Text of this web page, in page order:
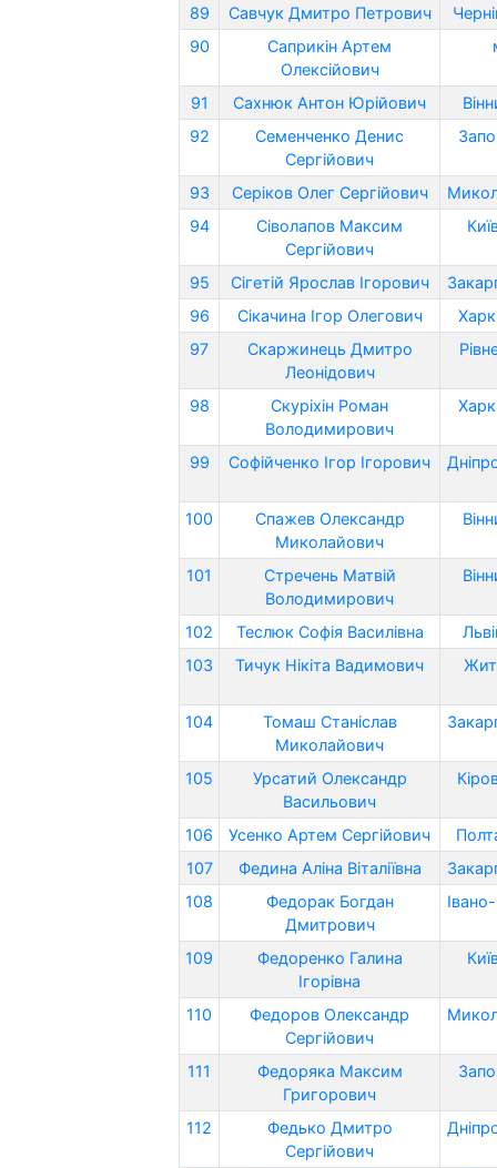
89 Савчук Дмитро Петрович
90
Саприкін Артем
Олексійович
91 Сахнюк Антон Юрійович
92
Семенченко Денис
Сергійович
93 Серіков Олег Сергійович
94
Сіволапов Максим
Сергійович
95 Сігетій Ярослав Ігорович
96
Сікачина Ігор Олегович
97
Скаржинець Дмитро
Леонідович
98
Скуріхін Роман
Володимирович
99 Софійченко Ігор Ігорович
100
Спажев Олександр
Миколайович
101
Стречень Матвій
Володимирович
102 Теслюк Софія Василівна
103
Тичук Нікіта Вадимович
104
Томаш Станіслав
Миколайович
105
Урсатий Олександр
Васильович
106 Усенко Артем Сергійович
107
Федина Аліна Віталіївна
108
Федорак Богдан
Дмитрович
109
Федоренко Галина
Ігорівна
110
Федоров Олександр
Сергійович
111
Федоряка Максим
Григорович
112
Федько Дмитро
Сергійович